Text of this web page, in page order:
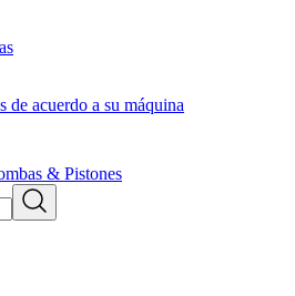
de acuerdo a su máquina